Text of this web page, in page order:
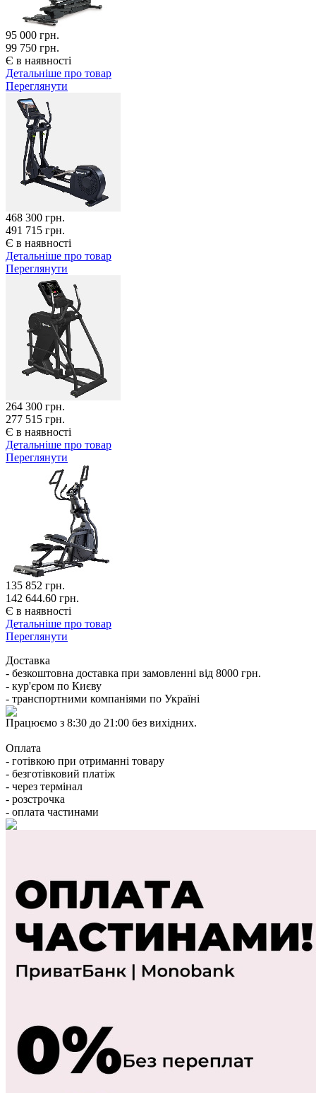
95 000 грн.
99 750 грн.
Є в наявності
Детальніше про товар
Переглянути
468 300 грн.
491 715 грн.
Є в наявності
Детальніше про товар
Переглянути
264 300 грн.
277 515 грн.
Є в наявності
Детальніше про товар
Переглянути
135 852 грн.
142 644.60 грн.
Є в наявності
Детальніше про товар
Переглянути
Доставка
- безкоштовна доставка при замовленні від 8000 грн.
- кур'єром по Києву
- транспортними компаніями по Україні
Працюємо з 8:30 до 21:00 без вихідних.
Оплата
- готівкою при отриманні товару
- безготівковий платіж
- через термінал
- розстрочка
- оплата частинами